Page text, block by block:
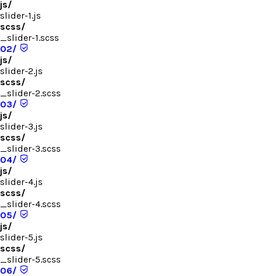
js/
slider-1.js
scss/
_slider-1.scss
02/
js/
slider-2.js
scss/
_slider-2.scss
03/
js/
slider-3.js
scss/
_slider-3.scss
04/
js/
slider-4.js
scss/
_slider-4.scss
05/
js/
slider-5.js
scss/
_slider-5.scss
06/